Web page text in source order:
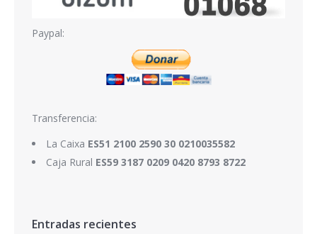
Paypal:
Transferencia:
La Caixa ES51 2100 2590 30 0210035582
Caja Rural ES59 3187 0209 0420 8793 8722
Entradas recientes